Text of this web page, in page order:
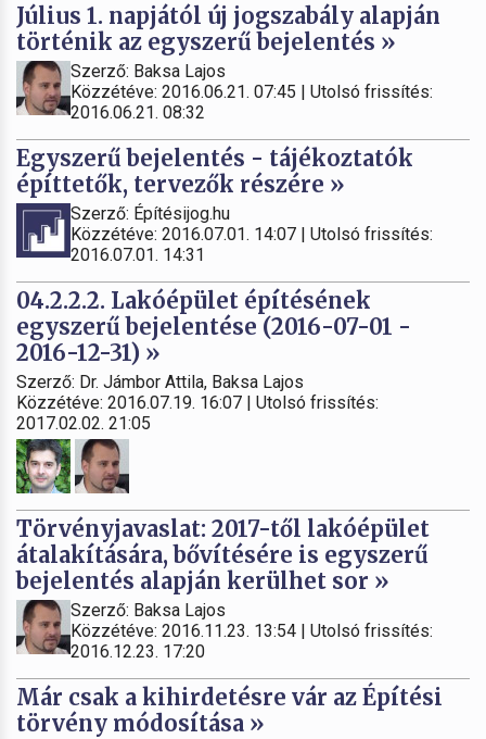
Július 1. napjától új jogszabály alapján
történik az egyszerű bejelentés »
Szerző: Baksa Lajos
Közzétéve: 2016.06.21. 07:45 | Utolsó frissítés:
2016.06.21. 08:32
Egyszerű bejelentés - tájékoztatók
építtetők, tervezők részére »
Szerző: Építésijog.hu
Közzétéve: 2016.07.01. 14:07 | Utolsó frissítés:
2016.07.01. 14:31
04.2.2.2. Lakóépület építésének
egyszerű bejelentése (2016-07-01 -
2016-12-31) »
Szerző: Dr. Jámbor Attila, Baksa Lajos
Közzétéve: 2016.07.19. 16:07 | Utolsó frissítés:
2017.02.02. 21:05
Törvényjavaslat: 2017-től lakóépület
átalakítására, bővítésére is egyszerű
bejelentés alapján kerülhet sor »
Szerző: Baksa Lajos
Közzétéve: 2016.11.23. 13:54 | Utolsó frissítés:
2016.12.23. 17:20
Már csak a kihirdetésre vár az Építési
törvény módosítása »